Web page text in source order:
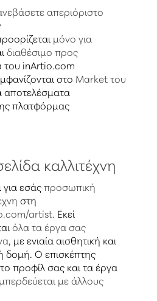
απεριόριστο
μόνο για
διαθέσιμο προς
του inArtio.com
στο Market του
αποτελέσματα
πλατφόρμας
καλλιτέχνη
για εσάςπροσωπική
στη
artist. Εκεί
όλα τα έργα σας
, με ενιαία αισθητική και
δομή. Ο επισκέπτης
προφίλ σας και τα έργα
με άλλους